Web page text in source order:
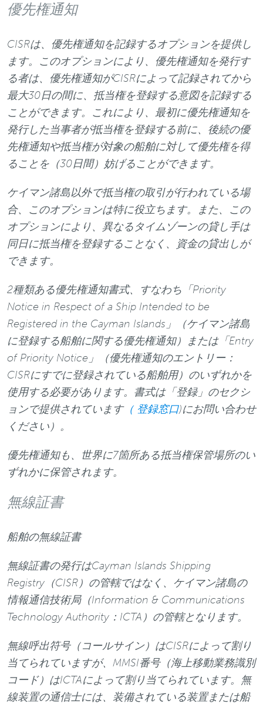
優先権通知
CISRは、優先権通知を記録するオプションを提供し
ます。このオプションにより、優先権通知を発行す
る者は、優先権通知がCISRによって記録されてから
最大30日の間に、抵当権を登録する意図を記録する
ことができます。これにより、最初に優先権通知を
発行した当事者が抵当権を登録する前に、後続の優
先権通知や抵当権が対象の船舶に対して優先権を得
ることを（30日間）妨げることができます。
ケイマン諸島以外で抵当権の取引が行われている場
合、このオプションは特に役立ちます。また、この
オプションにより、異なるタイムゾーンの貸し手は
同日に抵当権を登録することなく、資金の貸出しが
できます。
2種類ある優先権通知書式、すなわち「Priority
Notice in Respect of a Ship Intended to be
Registered in the Cayman Islands」（ケイマン諸島
に登録する船舶に関する優先権通知）または「Entry
of Priority Notice」（優先権通知のエントリー：
CISRにすでに登録されている船舶用）のいずれかを
使用する必要があります。書式は「登録」のセクシ
ョンで提供されています（ 登録窓口)にお問い合わせ
ください）。
優先権通知も、世界に7箇所ある抵当権保管場所のい
ずれかに保管されます。
無線証書
船舶の無線証書
無線証書の発行はCayman Islands Shipping
Registry（CISR）の管轄ではなく、ケイマン諸島の
情報通信技術局（Information & Communications
Technology Authority：ICTA）の管轄となります。
無線呼出符号（コールサイン）はCISRによって割り
当てられていますが、MMSI番号（海上移動業務識別
コード）はICTAによって割り当てられています。無
線装置の通信士には、装備されている装置または船